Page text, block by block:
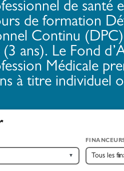
de santé
de formation
Continu
ans). Le Fond
Médicale
à titre individuel
▼